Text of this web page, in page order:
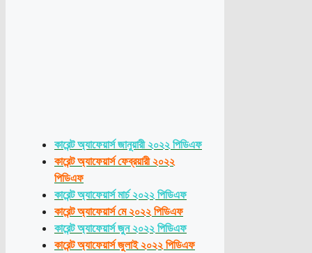
কারেন্ট অ্যাফেয়ার্স জানুয়ারী ২০২২ পিডিএফ
কারেন্ট অ্যাফেয়ার্স ফেব্রয়ারী ২০২২
পিডিএফ
কারেন্ট অ্যাফেয়ার্স মার্চ ২০২২ পিডিএফ
কারেন্ট অ্যাফেয়ার্স মে ২০২২ পিডিএফ
কারেন্ট অ্যাফেয়ার্স জুন ২০২২ পিডিএফ
কারেন্ট অ্যাফেয়ার্স জুলাই ২০২২ পিডিএফ